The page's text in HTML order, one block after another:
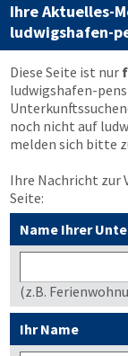
Ihre Aktuelles-
ludwigshafen-
Diese Seite ist nur
ludwigshafen-
noch nicht auf
melden sich bitte
Ihre Nachricht zur
Seite:
Name Ihrer
(z.B.
Ihr Name